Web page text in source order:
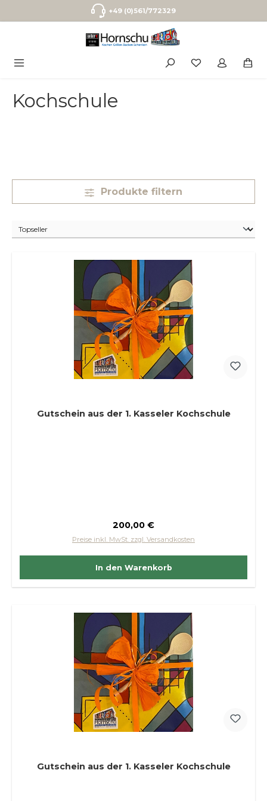
Zum Hauptinhalt springen+49 (0)561/772329
Kochschule
Produkte filtern
Gutschein aus der 1. Kasseler Kochschule
Regulärer Preis:
200,00 €
Preise inkl. MwSt. zzgl. Versandkosten
In den Warenkorb
Gutschein aus der 1. Kasseler Kochschule